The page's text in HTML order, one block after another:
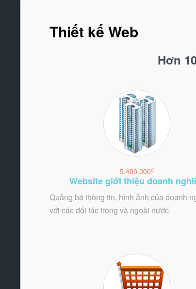
Thiết kế Web
Hơn
5.400.000đ
Website giới thiệu doanh
Quảng bá thông tin, hình ảnh của doanh
với các đối tác trong và ngoài nước.